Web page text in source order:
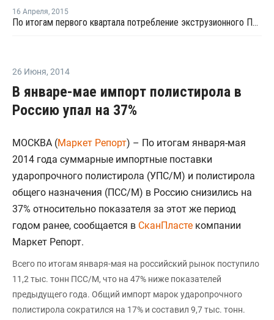
16 Апреля, 2015
По итогам первого квартала потребление экструзионного ПК в России сократилось на 19%
26 Июня, 2014
В январе-мае импорт полистирола в
Россию упал на 37%
МОСКВА (Маркет Репорт) – По итогам января-мая
2014 года суммарные импортные поставки
ударопрочного полистирола (УПС/М) и полистирола
общего назначения (ПСС/М) в Россию снизились на
37% относительно показателя за этот же период
годом ранее, сообщается в СканПласте компании
Маркет Репорт.
Всего по итогам января-мая на российский рынок поступило
11,2 тыс. тонн ПСС/М, что на 47% ниже показателей
предыдущего года. Общий импорт марок ударопрочного
полистирола сократился на 17% и составил 9,7 тыс. тонн.